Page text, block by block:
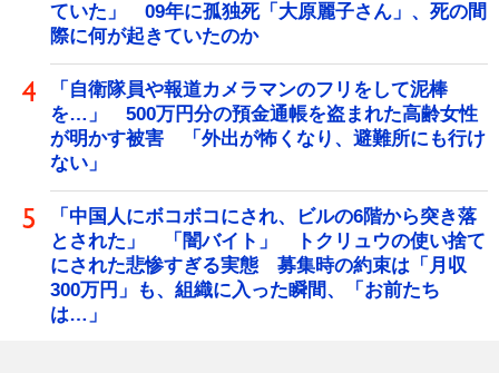
ていた」 09年に孤独死「大原麗子さん」、死の間
際に何が起きていたのか
「自衛隊員や報道カメラマンのフリをして泥棒
を…」 500万円分の預金通帳を盗まれた高齢女性
が明かす被害 「外出が怖くなり、避難所にも行け
ない」
「中国人にボコボコにされ、ビルの6階から突き落
とされた」 「闇バイト」 トクリュウの使い捨て
にされた悲惨すぎる実態 募集時の約束は「月収
300万円」も、組織に入った瞬間、「お前たち
は…」